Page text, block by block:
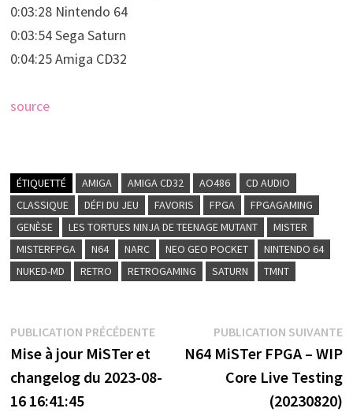
0:03:28 Nintendo 64
0:03:54 Sega Saturn
0:04:25 Amiga CD32
source
ÉTIQUETTÉ AMIGA AMIGA CD32 AO486
CD AUDIO
CLASSIQUE
DÉFI DU JEU FAVORIS FPGA
FPGAGAMING
GENÈSE
LES TORTUES NINJA DE TEENAGE MUTANT
MISTER
MISTERFPGA
N64 NARC NEO GEO POCKET
NINTENDO 64
NUKED-MD
RETRO RETROGAMING SATURN TMNT
Navigation
de
l’article
PUBLICATION PRÉCÉDENTEPublication
précédente :
Mise à jour MiSTer et
changelog du 2023-08-
16 16:41:45
PUBLICATION SUIVANTE
N64 MiSTer FPGA – WIP
Core Live Testing
(20230820)